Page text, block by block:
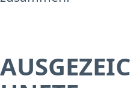
AUSGEZEIC